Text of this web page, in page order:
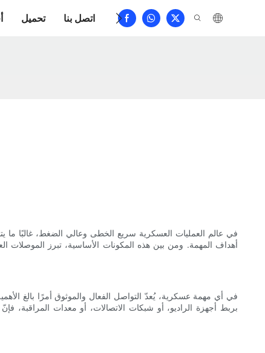
تحميل اتصل بنا الأسئلة الشائعة
في عالم العمليات العسكرية سريع الخطى وعالي الضغط، غالبًا ما
أهداف المهمة. ومن بين هذه المكونات الأساسية، تبرز الموصلات
في أي مهمة عسكرية، يُعدّ التواصل الفعال والموثوق أمرًا بالغ
بربط أجهزة الراديو، أو شبكات الاتصالات، أو معدات المراقبة،